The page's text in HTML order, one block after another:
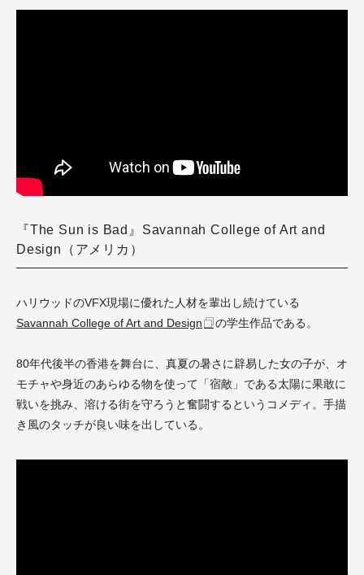
『The Sun is Bad』Savannah College of Art and
Design（アメリカ）
ハリウッドのVFX現場に優れた人材を輩出し続けている
Savannah College of Art and Design
の学生作品である。
80年代後半の香港を舞台に、真夏の暑さに辟易した女の子が、オ
モチャや身近のあらゆる物を使って「宿敵」である太陽に果敢に
戦いを挑み、溶ける街を守ろうと奮闘するというコメディ。手描
き風のタッチが良い味を出している。